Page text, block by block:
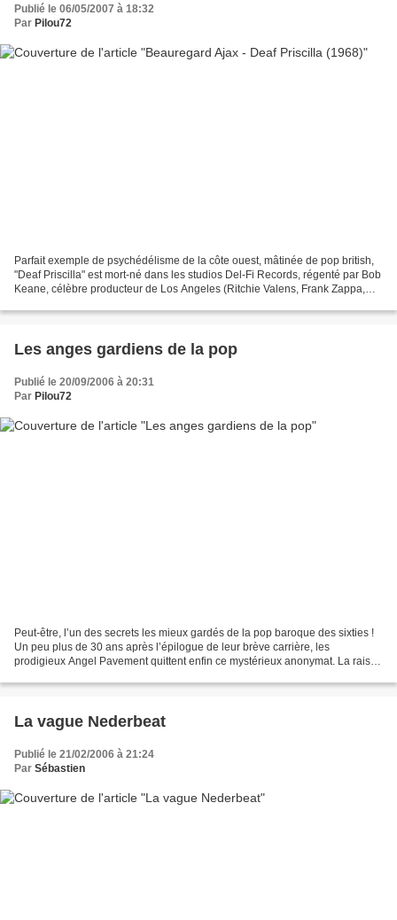
Publié le 06/05/2007 à 18:32
Par Pilou72
Parfait exemple de psychédélisme de la côte ouest, mâtinée de pop british,
"Deaf Priscilla" est mort-né dans les studios Del-Fi Records, régenté par Bob
Keane, célèbre producteur de Los Angeles (Ritchie Valens, Frank Zappa,
Les anges gardiens de la pop
Publié le 20/09/2006 à 20:31
Par Pilou72
Peut-être, l’un des secrets les mieux gardés de la pop baroque des sixties !
Un peu plus de 30 ans après l’épilogue de leur brève carrière, les
prodigieux Angel Pavement quittent enfin ce mystérieux anonymat. La raison
La vague Nederbeat
Publié le 21/02/2006 à 21:24
Par Sébastien